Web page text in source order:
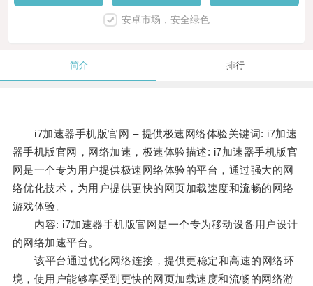
安卓市场，安全绿色
简介 排行
i7加速器手机版官网 – 提供极速网络体验关键词: i7加速
器手机版官网，网络加速，极速体验描述: i7加速器手机版官
网是一个专为用户提供极速网络体验的平台，通过强大的网
络优化技术，为用户提供更快的网页加载速度和流畅的网络
游戏体验。
内容: i7加速器手机版官网是一个专为移动设备用户设计
的网络加速平台。
该平台通过优化网络连接，提供更稳定和高速的网络环
境，使用户能够享受到更快的网页加载速度和流畅的网络游